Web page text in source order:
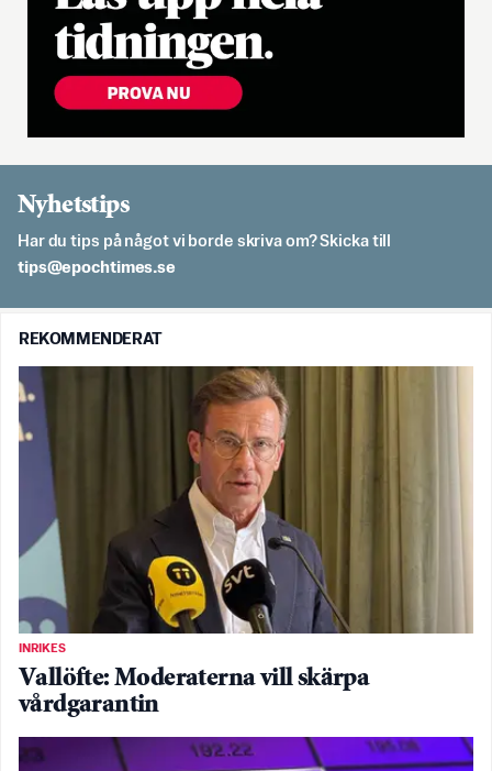
Nyhetstips
Har du tips på något vi borde skriva om? Skicka till
es.semithcope@spit
REKOMMENDERAT
INRIKES
Vallöfte: Moderaterna vill skärpa
vårdgarantin